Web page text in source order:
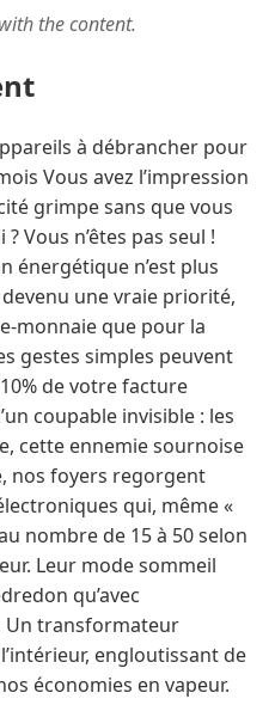
the content.
à débrancher pour
Vous avez l’impression
grimpe sans que vous
Vous n’êtes pas seul !
énergétique n’est plus
une vraie priorité,
monnaie que pour la
gestes simples peuvent
de votre facture
coupable invisible : les
cette ennemie sournoise
nos foyers regorgent
qui, même «
nombre de 15 à 50 selon
Leur mode sommeil
qu’avec
transformateur
engloutissant de
économies en vapeur.